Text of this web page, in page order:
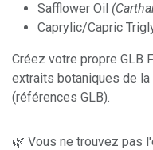
Safflower Oil
Caprylic/Capric
Créez votre propre GLB
extraits botaniques de
(références GLB).
🌿 Vous ne trouvez pas